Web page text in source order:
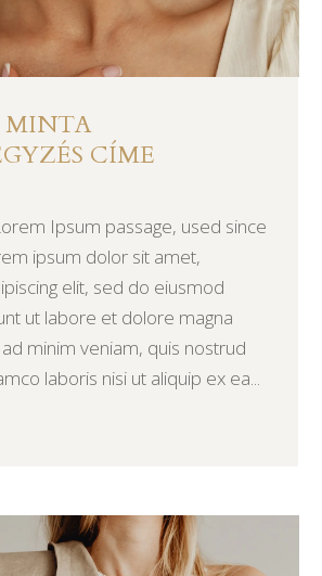
MINTA
CÍME
Ipsum passage, used since
ipsum dolor sit amet,
elit, sed do eiusmod
ut labore et dolore magna
minim veniam, quis nostrud
laboris nisi ut aliquip ex ea...